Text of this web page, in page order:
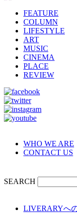
FEATURE
COLUMN
LIFESTYLE
ART
MUSIC
CINEMA
PLACE
REVIEW
WHO WE ARE
CONTACT US
SEARCH
LIVERARYへ